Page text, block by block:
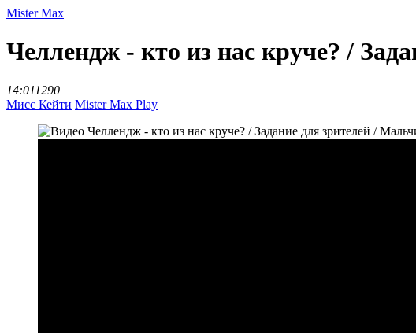
Mister Max
Челлендж - кто из нас круче? /
14:011290
Мисс Кейти Mister Max Play